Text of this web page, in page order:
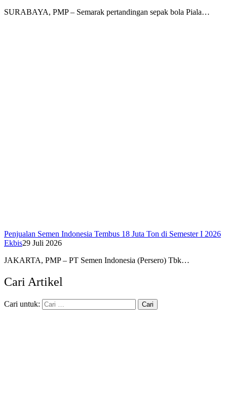
SURABAYA, PMP – Semarak pertandingan sepak bola Piala…
Penjualan Semen Indonesia Tembus 18 Juta Ton di Semester I 2026
Ekbis29 Juli 2026
JAKARTA, PMP – PT Semen Indonesia (Persero) Tbk…
Cari Artikel
Cari untuk: